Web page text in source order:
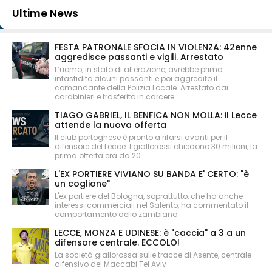
Ultime News
FESTA PATRONALE SFOCIA IN VIOLENZA: 42enne
aggredisce passanti e vigili. Arrestato
L’uomo, in stato di alterazione, avrebbe prima
infastidito alcuni passanti e poi aggredito il
comandante della Polizia Locale. Arrestato dai
carabinieri e trasferito in carcere.
TIAGO GABRIEL, IL BENFICA NON MOLLA: il Lecce
attende la nuova offerta
Il club portoghese è pronto a rifarsi avanti per il
difensore del Lecce. I giallorossi chiedono 30 milioni, la
prima offerta era da 20.
L'EX PORTIERE VIVIANO SU BANDA E' CERTO: "è
un coglione"
L'ex portiere del Bologna, soprattutto, che ha anche
interessi commerciali nel Salento, ha commentato il
comportamento dello zambiano
LECCE, MONZA E UDINESE: è "caccia" a 3 a un
difensore centrale. ECCOLO!
La società giallorossa sulle tracce di Asente, centrale
difensivo del Maccabi Tel Aviv